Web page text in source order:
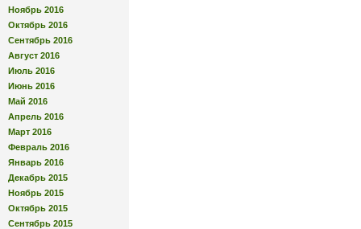
Ноябрь 2016
Октябрь 2016
Сентябрь 2016
Август 2016
Июль 2016
Июнь 2016
Май 2016
Апрель 2016
Март 2016
Февраль 2016
Январь 2016
Декабрь 2015
Ноябрь 2015
Октябрь 2015
Сентябрь 2015